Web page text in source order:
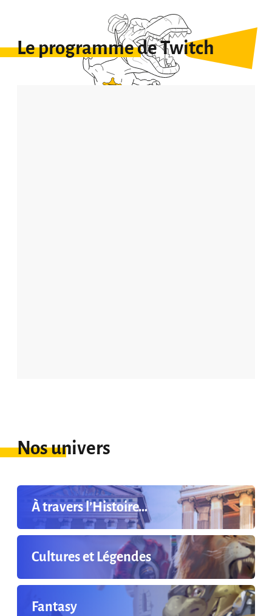
Le programme de Twitch
Nos univers
À travers l’Histoire…
Cultures et Légendes
Fantasy